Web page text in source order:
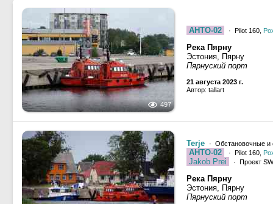
497
AHTO-02 · Pilot 160,
Река Пярну
Эстония, Пярну
Пярнуский порт
21 августа 2023 г.
Автор: tallart
Terje · Обстановочные и
AHTO-02 · Pilot 160,
Jakob Prei · Проект
Река Пярну
Эстония, Пярну
Пярнуский порт